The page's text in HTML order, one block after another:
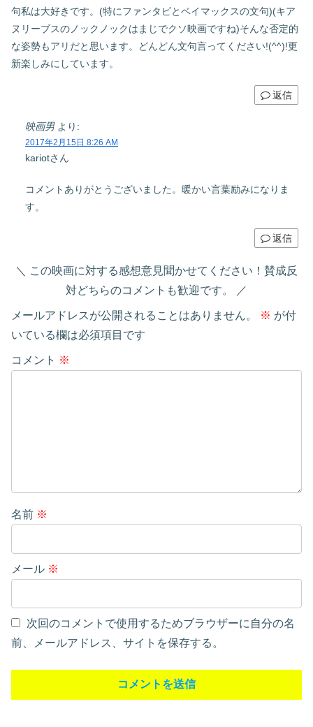
句私は大好きです。(特にファンタビとベイマックスの文句)(キア
ヌリーブスのノックノックはまじでクソ映画ですね)そんな否定的
な姿勢もアリだと思います。どんどん文句言ってください!(^^)!更
新楽しみにしています。
返信
映画男 より:
2017年2月15日 8:26 AM
kariotさん
コメントありがとうございました。暖かい言葉励みになりま
す。
返信
この映画に対する感想意見聞かせてください！賛成反
対どちらのコメントも歓迎です。
メールアドレスが公開されることはありません。 ※ が付
いている欄は必須項目です
コメント ※
名前 ※
メール ※
次回のコメントで使用するためブラウザーに自分の名
前、メールアドレス、サイトを保存する。